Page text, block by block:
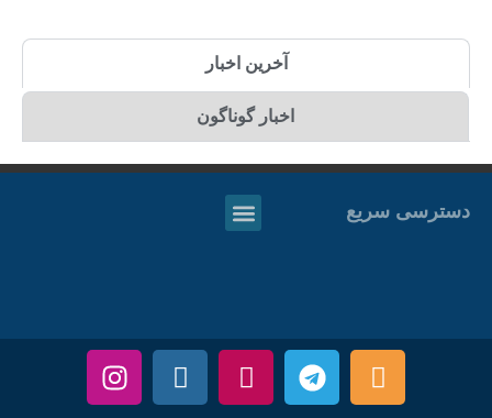
آخرین اخبار
اخبار گوناگون
دسترسی سریع